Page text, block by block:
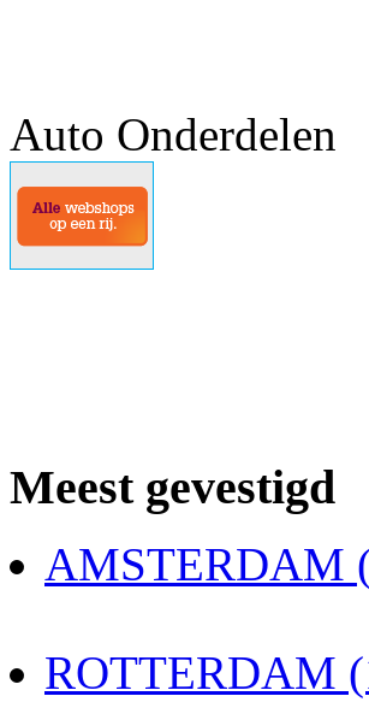
Auto Onderdelen
Meest gevestigd
AMSTERDAM
ROTTERDAM